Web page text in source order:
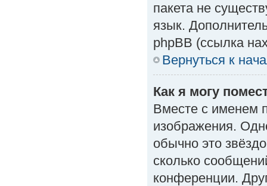
пакета не
язык.
phpBB (ссылка
Вернуться к
Как я могу
Вместе с именем
изображения.
обычно это
сколько
конференции.